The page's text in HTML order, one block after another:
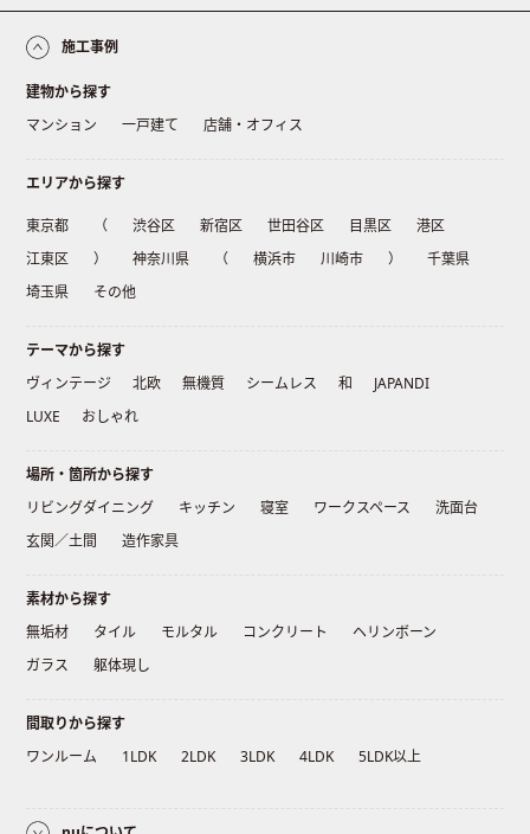
施工事例
建物から探す
マンション
一戸建て 店舗・オフィス
エリアから探す
東京都 （ 渋谷区 新宿区 世田谷区 目黒区
港区
江東区
） 神奈川県 （ 横浜市 川崎市 ）
千葉県
埼玉県
その他
テーマから探す
ヴィンテージ
北欧 無機質 シームレス 和
JAPANDI
LUXE
おしゃれ
場所・箇所から探す
リビングダイニング
キッチン 寝室 ワークスペース
洗面台
玄関／土間
造作家具
素材から探す
無垢材
タイル モルタル コンクリート
ヘリンボーン
ガラス
躯体現し
間取りから探す
ワンルーム
1LDK 2LDK 3LDK 4LDK 5LDK以上